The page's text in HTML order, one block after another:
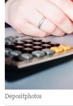
Depositphotos